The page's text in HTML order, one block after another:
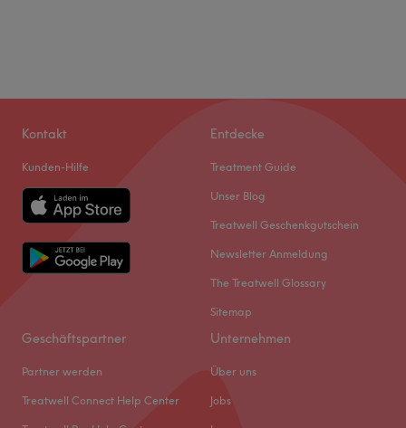
Kontakt
Kunden-Hilfe
Entdecke
Treatment Guide
Unser Blog
Treatwell Geschenkgutschein
Newsletter Anmeldung
The Treatwell Glossary
Sitemap
Geschäftspartner
Partner werden
Treatwell Connect Help Center
Unternehmen
Über uns
Jobs